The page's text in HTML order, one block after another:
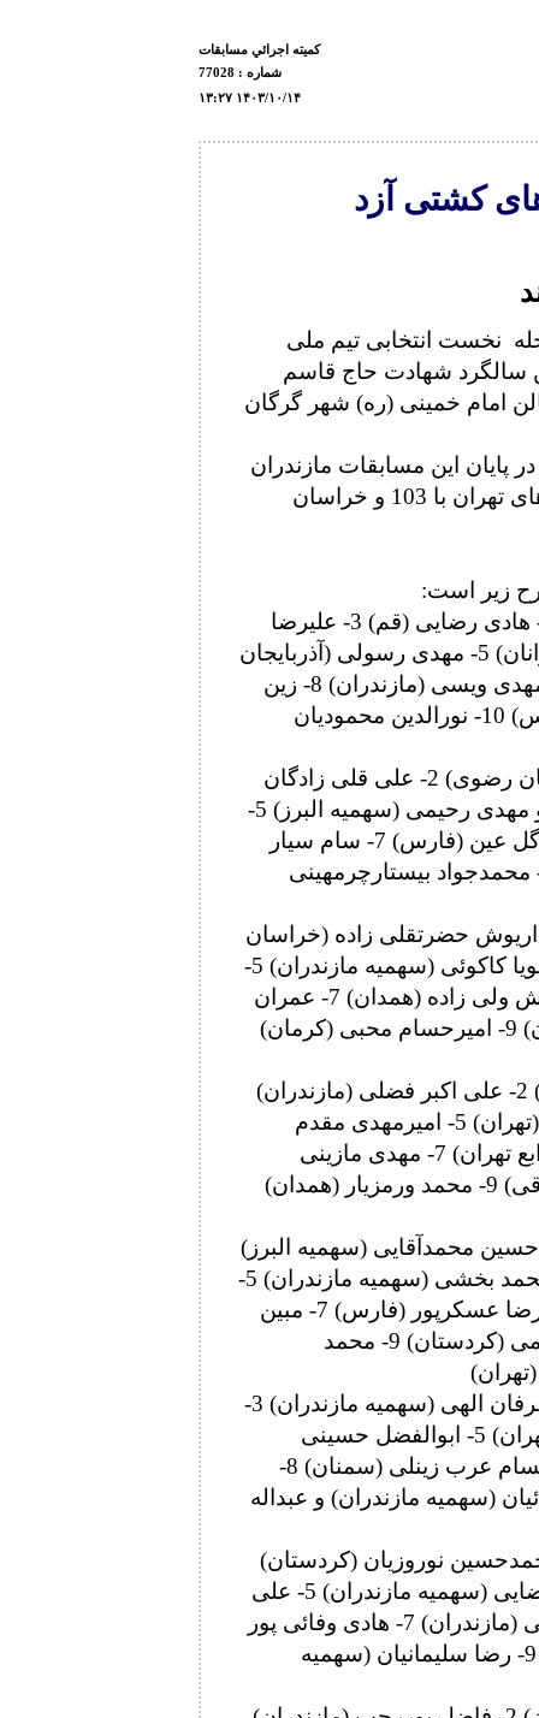
كميته اجرائي مسابقات
شماره : 77028
۱۳:۲۷ ۱۴۰۳/۱۰/۱۴
کشتی آزد
نخست انتخابی تیم ملی
سالگرد شهادت حاج قاسم
14 دی ماه در سالن امام خمینی (ره) شهر گرگان
این مسابقات مازندران
با 171 امتیاز در جایگاه نخست ایستاد و تیم های تهران با 103 و خراسان
زیر است:
57 کیلوگرم: 1- میلاد والی زاده (مازندران) 2- هادی رضایی (قم) 3- علیرضا
سرلک (لرستان) و اهورا خاطری (سهمیه جوانان) 5- مهدی رسولی (آذربایجان
غربی) و علیرضا گودرزی (سهمیه تهران) 7- مهدی ویسی (مازندران) 8- زین
العابدین فلاح (قشم) 9- محمدعلی زارع (فارس) 10- نورالدین محمودیان
61 کیلوگرم: 1- احمد محمدنژاد جوان (خراسان رضوی) 2- علی قلی زادگان
(تهران) 3- سید عرفان جعفریان (مازندران) و مهدی رحیمی (سهمیه البرز) 5-
پوریا کاظمی (سهمیه مازندران) و ابوالفضل گل عین (فارس) 7- سام سیار
جوانان) 8- علیرضا صالحی (البرز) 9- محمدجواد بیستارچرمهینی
1- یاسین رضایی (مازندران) 2- داریوش حضرتقلی زاده (خراسان
شمالی) 3- امیرحسین سبزعلی (لرستان) و پویا کاکوئی (سهمیه مازندران) 5-
امیررضا تیموری زاد (سهمیه جوانان) و داریوش ولی زاده (همدان) 7- عمران
حسنی (گیلان) 8- آرمین حبیب زاده (مازندران) 9- امیرحسام محبی (کرمان)
70 کیلوگرم: 1- ابراهیم الهی (سهمیه جوانان) 2- علی اکبر فضلی (مازندران)
3- مرتضی قیاسی (لرستان) و محمد حیدری (تهران) 5- امیرمهدی مقدم
داودلی (خراسان رضوی) 6- محمد زمانی (توابع تهران) 7- مهدی مازینی
(گلستان) 8- عرفان نجف نژاد (آذربایجان شرقی) 9- محمد ورمزیار (همدان)
1- حسین ابوذری (مازندران) 2- حسین محمدآقایی (سهمیه البرز)
3- آرشاویر اسماعیلی (سهمیه مازندران) و محمد بخشی (سهمیه مازندران) 5-
محمدمهدی ممیوند (سهمیه جوانان) و محمدرضا عسکرپور (فارس) 7- مبین
رزقی (سیستان و بلوچستان) 8- شایان حسامی (کردستان) 9- محمد
79 کیلوگرم: 1- فریبرز بابایی (مازندران) 2- عرفان الهی (سهمیه مازندران) 3-
جمال عبادی (خوزستان) و علیرضا کریمی (تهران) 5- ابوالفضل حسینی
(سهمیه جوانان) و علی کریمی (همدان) 7- حسام عرب زینلی (سمنان) 8-
(توابع تهران) 9- عادل پنائیان (سهمیه مازندران) و عبداله
1- امیدرضا سهیلی (البرز) 2- محمدحسین نوروزیان (کردستان)
3- حمیدرضا علی بخشی (تهران) و محسن رضایی (سهمیه مازندران) 5- علی
غلامی (آذربایجان شرقی) و محمدجواد صالحی (مازندران) 7- هادی وفائی پور
(همدان) 8- مهدی شایسته (خراسان رضوی) 9- رضا سلیمانیان (سهمیه